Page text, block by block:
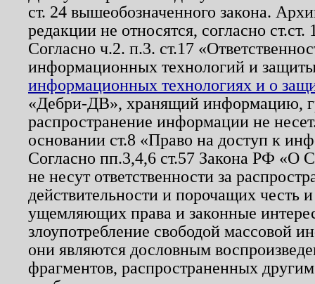
ст. 24 вышеобозначенного закона.
редакции не относятся, согласно
Согласно ч.2. п.3. ст.17
информационных технологий и
информационных технологиях и о
«Дебри-ДВ», хранящий информацию,
распространение информации не
основании ст.8 «Право на доступ к
Согласно пп.3,4,6 ст.57 Закона РФ «О
не несут ответственности за
действительности и порочащих честь
ущемляющих права и законные
злоупотребление свободой массовой
они являются дословным
фрагментов, распространенных